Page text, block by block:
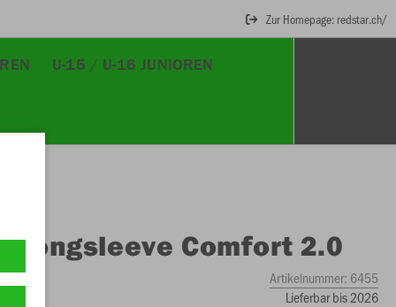
Zur Homepage: redstar.ch/
U-15 / U-16 JUNIOREN
Longsleeve Comfort 2.0
Artikelnummer: 6455
Lieferbar bis 2026